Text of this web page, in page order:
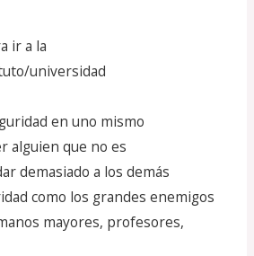
ir a la
universidad
en uno mismo
alguien que no es
demasiado a los demás
como los grandes enemigos
mayores, profesores,